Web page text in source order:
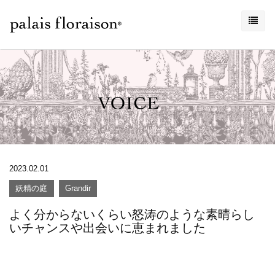
2023.02.01
妖精の庭 Grandir
よく分からないくらい怒涛のような素晴らし
いチャンスや出会いに恵まれました